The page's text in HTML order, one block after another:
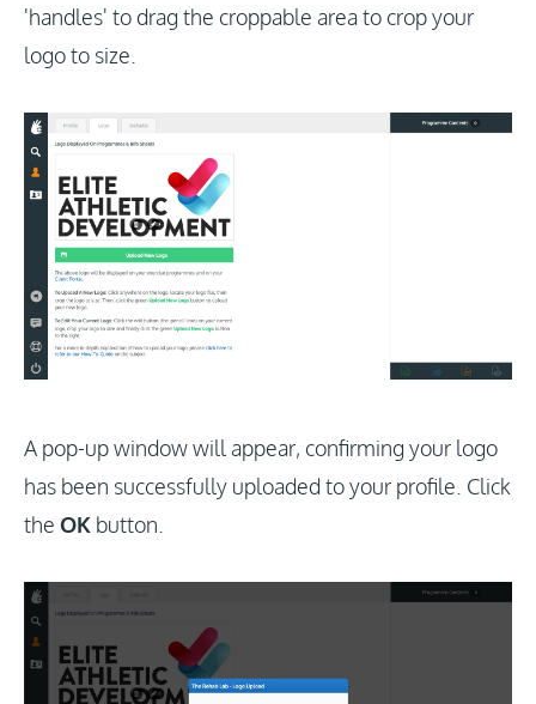
'handles' to drag the croppable area to crop your
logo to size.
A pop-up window will appear, confirming your logo
has been successfully uploaded to your profile. Click
the OK button.